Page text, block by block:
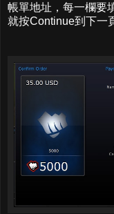
帳單地址，每一欄要
就按Continue到下一